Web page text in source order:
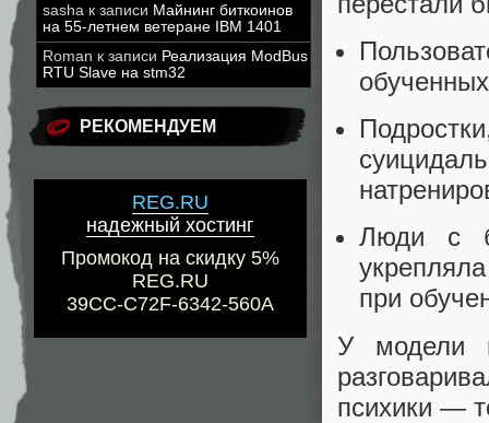
sasha к записи Майнинг биткоинов
на 55-летнем ветеране IBM 1401
Roman к записи Реализация ModBus
RTU Slave на stm32
РЕКОМЕНДУЕМ
REG.RU
надежный хостинг
Промокод на скидку 5%
REG.RU
39CC-C72F-6342-560A
Люди с
при
У модели
психики —